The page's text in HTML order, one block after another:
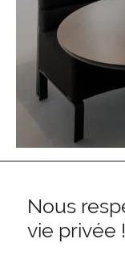
Nous
vie privée !